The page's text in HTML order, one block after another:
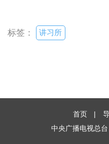
标签： 讲习所
首页 |
中央广播电视总台